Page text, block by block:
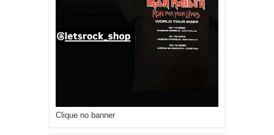
Clique no banner